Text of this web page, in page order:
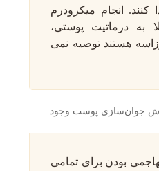
انجام میکرودرم
به درماتیت پوستی،
هستند توصیه نمی
جوان‌سازی پوست وجود
بودن برای تمامی